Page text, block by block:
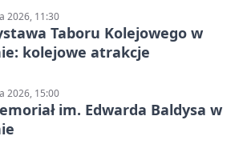
2026, 11:30
Taboru Kolejowego w
kolejowe atrakcje
2026, 15:00
im. Edwarda Baldysa w